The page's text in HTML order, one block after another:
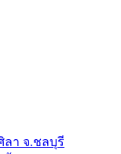
ลา จ.ชลบุรี